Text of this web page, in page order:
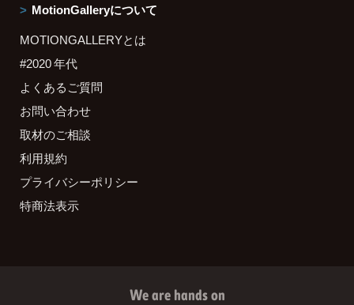
MotionGalleryについて
MOTIONGALLERYとは
#2020 年代
よくあるご質問
お問い合わせ
取材のご相談
利用規約
プライバシーポリシー
特商法表示
We are hands on